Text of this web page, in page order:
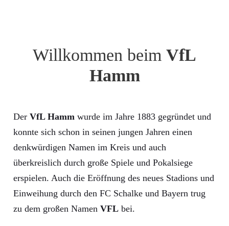
Willkommen beim VfL
Hamm
Der VfL Hamm wurde im Jahre 1883 gegründet und
konnte sich schon in seinen jungen Jahren einen
denkwürdigen Namen im Kreis und auch
überkreislich durch große Spiele und Pokalsiege
erspielen. Auch die Eröffnung des neues Stadions und
Einweihung durch den FC Schalke und Bayern trug
zu dem großen Namen VFL bei.